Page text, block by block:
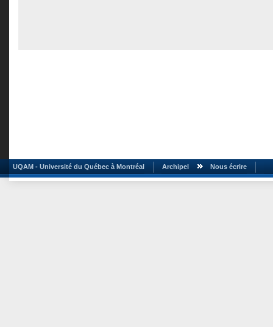
UQAM - Université du Québec à Montréal Archipel Nous écrire